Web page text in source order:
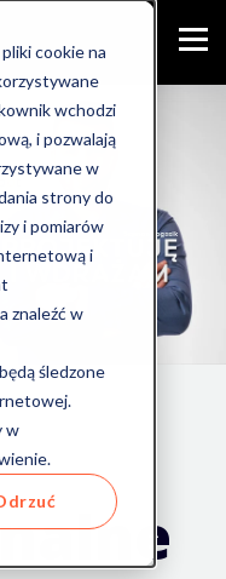
cookie na
wchodzi
i pozwalają
w
strony do
i pomiarów
i
znaleźć w
śledzone
w